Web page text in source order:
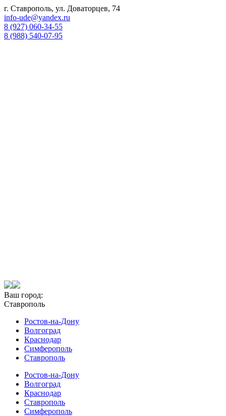
г. Ставрополь, ул. Доваторцев, 74
info-ude@yandex.ru
8 (927) 060-34-55
8 (988) 540-07-95
Ваш город:
Ставрополь
Ростов-на-Дону
Волгоград
Краснодар
Симферополь
Ставрополь
Ростов-на-Дону
Волгоград
Краснодар
Ставрополь
Симферополь